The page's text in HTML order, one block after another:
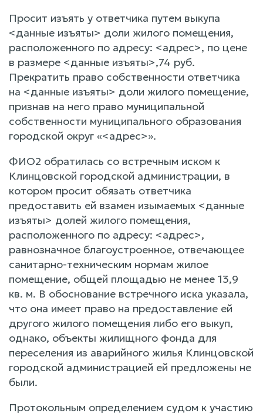
Просит изъять у ответчика путем выкупа
<данные изъяты> доли жилого помещения,
расположенного по адресу: <адрес>, по цене
в размере <данные изъяты>,74 руб.
Прекратить право собственности ответчика
на <данные изъяты> доли жилого помещение,
признав на него право муниципальной
собственности муниципального образования
городской округ «<адрес>».
ФИО2 обратилась со встречным иском к
Клинцовской городской администрации, в
котором просит обязать ответчика
предоставить ей взамен изымаемых <данные
изъяты> долей жилого помещения,
расположенного по адресу: <адрес>,
равнозначное благоустроенное, отвечающее
санитарно-техническим нормам жилое
помещение, общей площадью не менее 13,9
кв. м. В обоснование встречного иска указала,
что она имеет право на предоставление ей
другого жилого помещения либо его выкуп,
однако, объекты жилищного фонда для
переселения из аварийного жилья Клинцовской
городской администрацией ей предложены не
были.
Протокольным определением судом к участию